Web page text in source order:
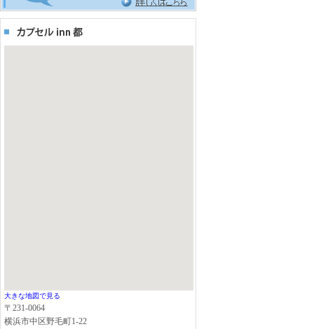
大きな地図で見る
〒231-0064
横浜市中区野毛町1-22